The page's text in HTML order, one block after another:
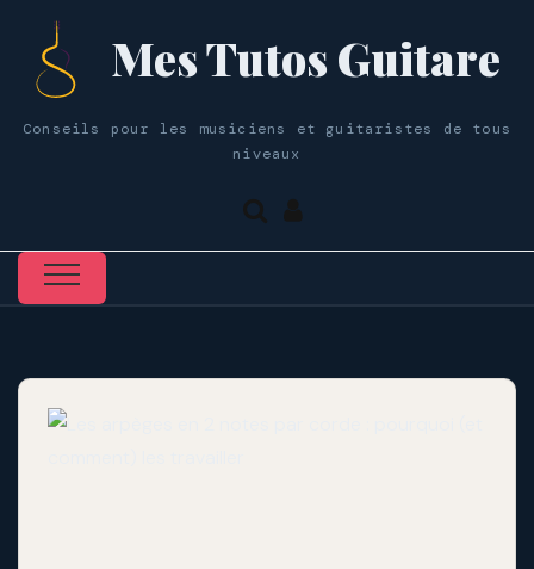
Mes Tutos Guitare
Conseils pour les musiciens et guitaristes de tous
niveaux